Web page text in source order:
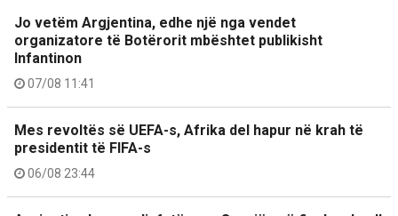
Jo vetëm Argjentina, edhe një nga vendet
organizatore të Botërorit mbështet publikisht
Infantinon
07/08 11:41
Mes revoltës së UEFA-s, Afrika del hapur në krah të
presidentit të FIFA-s
06/08 23:44